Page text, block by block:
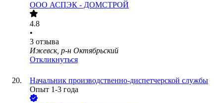
ООО АСПЭК - ДОМСТРОЙ
4.8
•
3 отзыва
Ижевск, р-н Октябрьский
Откликнуться
Начальник производственно-диспетчерской службы
Опыт 1-3 года